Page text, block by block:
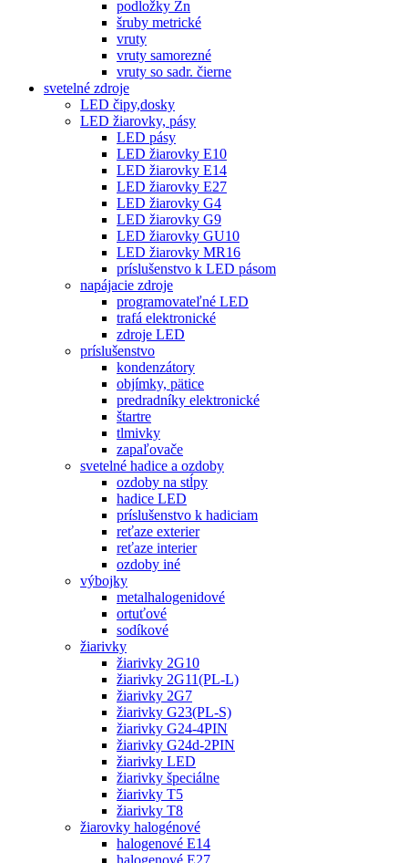
podložky Zn
šruby metrické
vruty
vruty samorezné
vruty so sadr. čierne
svetelné zdroje
LED čipy,dosky
LED žiarovky, pásy
LED pásy
LED žiarovky E10
LED žiarovky E14
LED žiarovky E27
LED žiarovky G4
LED žiarovky G9
LED žiarovky GU10
LED žiarovky MR16
príslušenstvo k LED pásom
napájacie zdroje
programovateľné LED
trafá elektronické
zdroje LED
príslušenstvo
kondenzátory
objímky, pätice
predradníky elektronické
štartre
tlmivky
zapaľovače
svetelné hadice a ozdoby
ozdoby na stĺpy
hadice LED
príslušenstvo k hadiciam
reťaze exterier
reťaze interier
ozdoby iné
výbojky
metalhalogenidové
ortuťové
sodíkové
žiarivky
žiarivky 2G10
žiarivky 2G11(PL-L)
žiarivky 2G7
žiarivky G23(PL-S)
žiarivky G24-4PIN
žiarivky G24d-2PIN
žiarivky LED
žiarivky špeciálne
žiarivky T5
žiarivky T8
žiarovky halogénové
halogenové E14
halogenové E27